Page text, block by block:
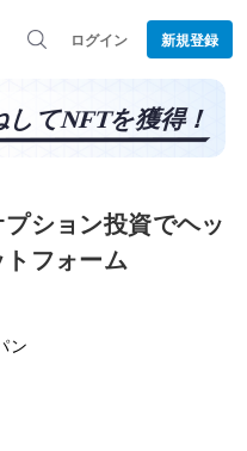
ログイン 新規登録
ション投資でヘッ
フォーム
ン